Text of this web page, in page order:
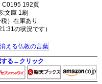
C0195 192頁
:文庫 1刷
）在庫あり
の状況です）
する←クリック